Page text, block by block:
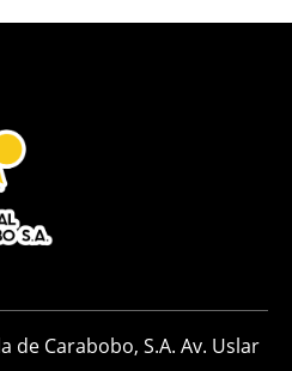
de Carabobo, S.A. Av. Uslar